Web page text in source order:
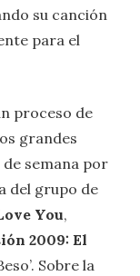
su canción
para el
proceso de
grandes
semana por
del grupo de
You,
2009: El
Sobre la